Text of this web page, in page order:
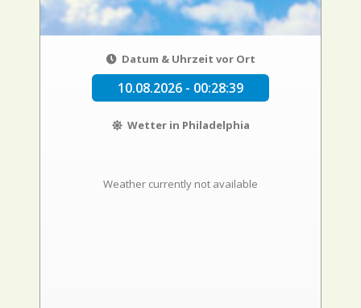
Datum & Uhrzeit vor Ort
10.08.2026 - 00:28:40
Wetter in Philadelphia
Weather currently not available